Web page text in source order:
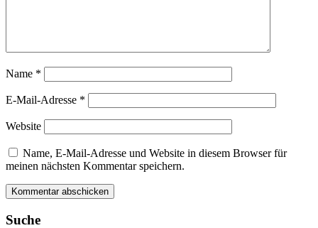
Name *
E-Mail-Adresse *
Website
Name, E-Mail-Adresse und Website in diesem Browser für
meinen nächsten Kommentar speichern.
Suche